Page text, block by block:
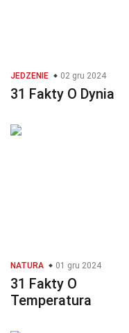
JEDZENIE 02 gru 2024
31 Fakty O Dynia
NATURA 01 gru 2024
31 Fakty O
Temperatura